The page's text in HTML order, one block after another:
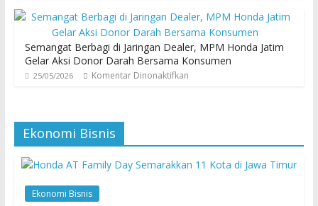
Semangat Berbagi di Jaringan Dealer, MPM Honda Jatim
Gelar Aksi Donor Darah Bersama Konsumen
25/05/2026 Komentar Dinonaktifkan
Ekonomi Bisnis
Ekonomi Bisnis